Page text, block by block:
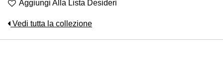
Aggiungi Alla Lista Desideri
Vedi tutta la collezione